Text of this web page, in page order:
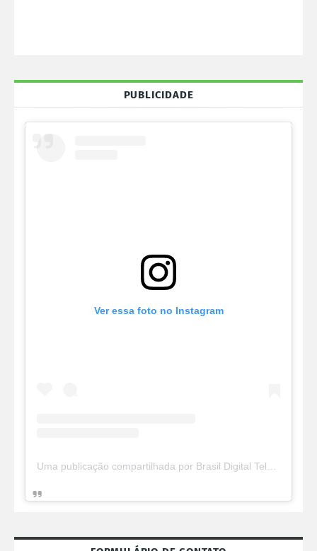
PUBLICIDADE
Ver essa foto no Instagram
Uma publicação compartilhada por Brasil Digital Telecom (@brasildigitaltelecom)